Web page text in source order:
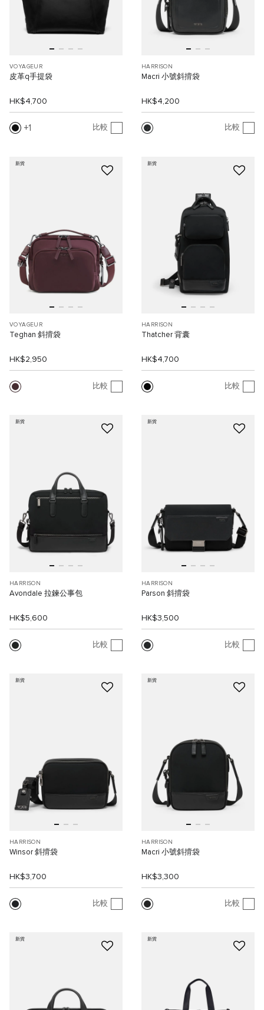
VOYAGEUR
皮革q手提袋
HK$4,700
1 比較
HARRISON
Macri 小號斜揹袋
HK$4,200
比較
新貨
VOYAGEUR
Teghan 斜揹袋
HK$2,950
比較
新貨
HARRISON
Thatcher 背囊
HK$4,700
比較
新貨
HARRISON
Avondale 拉鍊公事包
HK$5,600
比較
新貨
HARRISON
Parson 斜揹袋
HK$3,500
比較
新貨
HARRISON
Winsor 斜揹袋
HK$3,700
比較
新貨
HARRISON
Macri 小號斜揹袋
HK$3,300
比較
新貨 新貨